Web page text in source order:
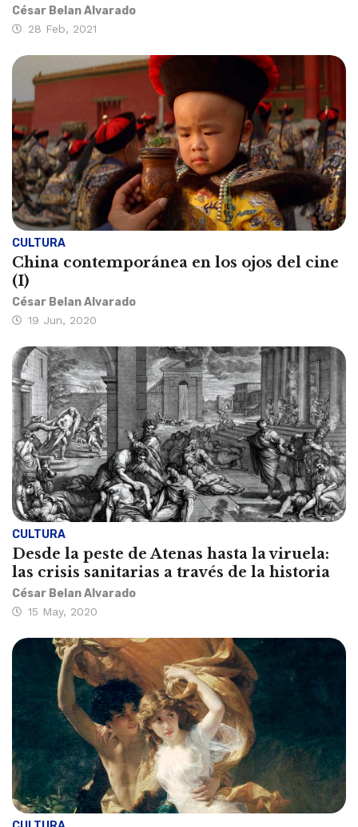
César Belan Alvarado
28 Feb, 2021
CULTURA
China contemporánea en los ojos del cine
(I)
César Belan Alvarado
19 Jun, 2020
CULTURA
Desde la peste de Atenas hasta la viruela:
las crisis sanitarias a través de la historia
César Belan Alvarado
15 May, 2020